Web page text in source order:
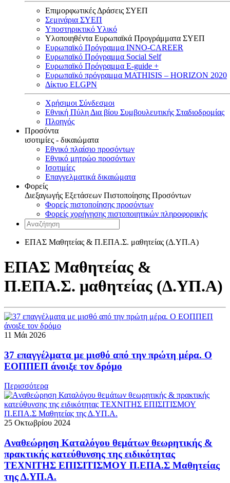
Επιμορφωτικές Δράσεις ΣΥΕΠ
Σεμινάρια ΣΥΕΠ
Υποστηρικτικό Υλικό
Υλοποιηθέντα Ευρωπαϊκά Προγράμματα ΣΥΕΠ
Ευρωπαϊκό Πρόγραμμα INNO-CAREER
Ευρωπαϊκό Πρόγραμμα Social Self
Ευρωπαϊκό Πρόγραμμα E-guide +
Ευρωπαϊκό πρόγραμμα MATHISIS – HORIZON 2020
Δίκτυο ELGPN
Χρήσιμοι Σύνδεσμοι
Εθνική Πύλη Δια βίου Συμβουλευτικής Σταδιοδρομίας
Πλοηγός
Προσόντα
ισοτιμίες - δικαιώματα
Εθνικό πλαίσιο προσόντων
Εθνικό μητρώο προσόντων
Ισοτιμίες
Επαγγελματικά δικαιώματα
Φορείς
Διεξαγωγής Εξετάσεων Πιστοποίησης Προσόντων
Φορείς πιστοποίησης προσόντων
Φορείς χορήγησης πιστοποιητικών πληροφορικής
ΕΠΑΣ Μαθητείας & Π.ΕΠΑ.Σ. μαθητείας (Δ.ΥΠ.Α)
ΕΠΑΣ Μαθητείας &
Π.ΕΠΑ.Σ. μαθητείας (Δ.ΥΠ.Α)
11 Μάι 2026
37 επαγγέλματα με μισθό από την πρώτη μέρα. Ο
ΕΟΠΠΕΠ άνοιξε τον δρόμο
Περισσότερα
25 Οκτωβρίου 2024
Aναθεώρηση Καταλόγου θεμάτων θεωρητικής &
πρακτικής κατεύθυνσης της ειδικότητας
ΤΕΧΝΙΤΗΣ ΕΠΙΣΙΤΙΣΜΟΥ Π.ΕΠΑ.Σ Μαθητείας
της Δ.ΥΠ.Α.